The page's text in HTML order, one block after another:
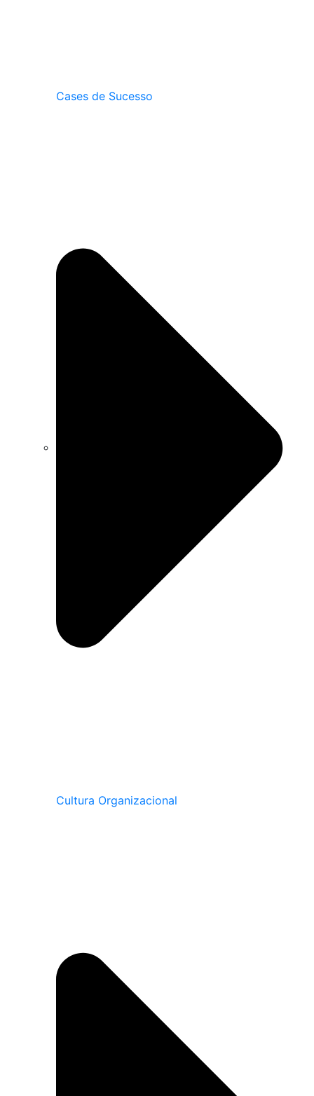
Cases de Sucesso
Cultura Organizacional